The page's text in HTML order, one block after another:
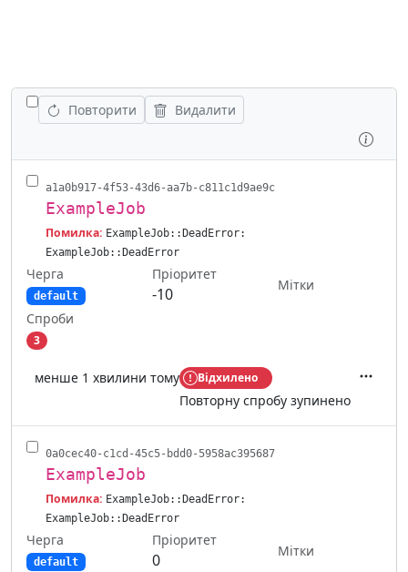
ПОКАЗАТИ ВСІ РОБОТИ
Повторити
Видалити
a1a0b917-4f53-43d6-aa7b-c811c1d9ae9c
ExampleJob
Помилка: ExampleJob::DeadError:
ExampleJob::DeadError
Черга
default
Пріоритет
-10
Мітки
Спроби
3
менше 1 хвилини тому Відхилено
Повторну спробу зупинено
0a0cec40-c1cd-45c5-bdd0-5958ac395687
ExampleJob
Помилка: ExampleJob::DeadError:
ExampleJob::DeadError
Черга
default
Пріоритет
0
Мітки